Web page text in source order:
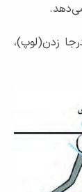
زدن(لوپ)،